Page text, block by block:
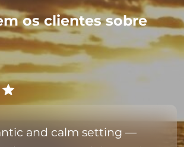
os clientes sobre
and calm setting —